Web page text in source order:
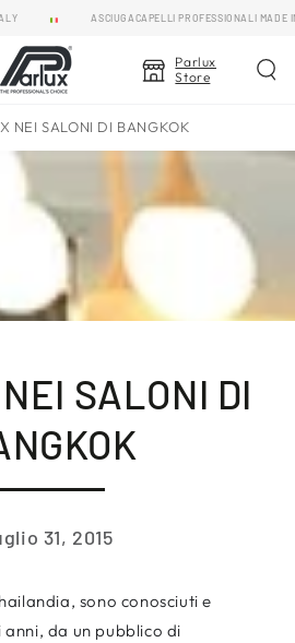
ASCIUGACAPELLI PROFESSIONALI MADE IN
Parlux
Store
NEI SALONI DI BANGKOK
SALONI DI
31, 2015
sono conosciuti e
da un pubblico di